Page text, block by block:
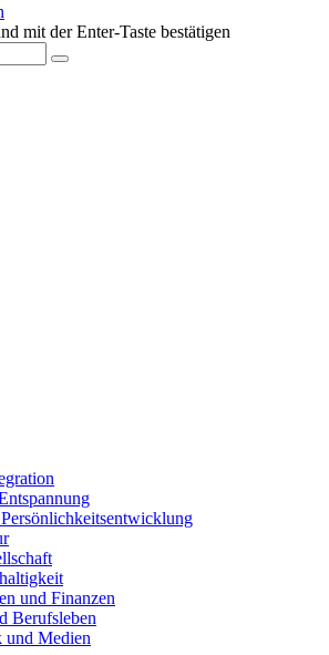
mit der Enter-Taste bestätigen
und Finanzen
Berufsleben
und Medien